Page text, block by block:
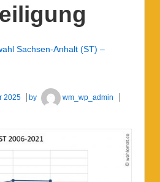
Sachsen-Anhalt (ST) –
2025 by wm_wp_admin